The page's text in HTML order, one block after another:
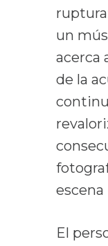
un
acerca
de la
El